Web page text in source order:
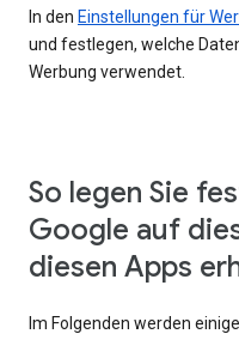
In den Einstellungen für
und festlegen, welche
Werbung verwendet.
So legen Sie
Google auf
diesen Apps
Im Folgenden werden